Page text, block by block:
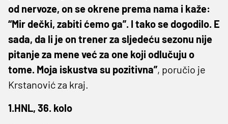
od nervoze, on se okrene prema nama i kaže:
“Mir dečki, zabiti ćemo ga”. I tako se dogodilo. E
sada, da li je on trener za sljedeću sezonu nije
pitanje za mene već za one koji odlučuju o
tome. Moja iskustva su pozitivna”, poručio je
Krstanović za kraj.
1.HNL, 36. kolo